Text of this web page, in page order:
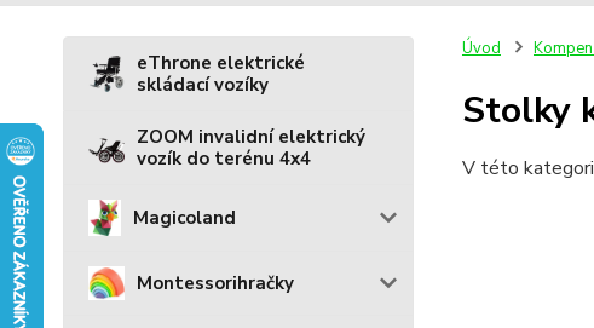
eThrone elektrické
skládací vozíky
ZOOM invalidní elektrický
vozík do terénu 4x4
Magicoland
Montessorihračky
Úvod
Stolky
V této